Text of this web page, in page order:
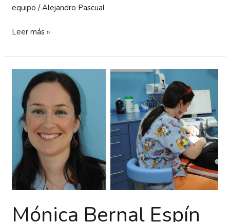
equipo /Alejandro Pascual
Leer más »
Mónica Bernal Espín
Mónica
Bernal
Espín
(Higienista
Dental)